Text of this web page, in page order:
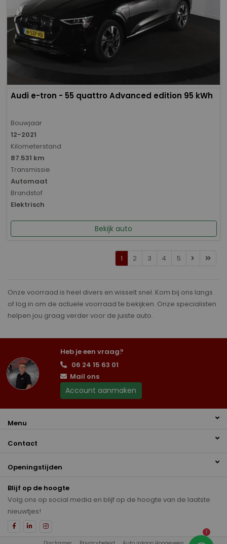
Audi e-tron - 55 quattro Advanced edition 95 kWh
Bouwjaar
12-2021
Kilometerstand
87.531 km
Transmissie
Automaat
Brandstof
Elektrisch
Bekijk auto
1 2 3 4 5
Onze voorraad is heel divers en wisselt snel. Kom bij ons langs
of log in om de actuele voorraad te bekijken. Onze specialisten
helpen jou graag verder voor de juiste auto.
Heb je een vraag?
06 24 15 63 01
Mail ons
Account aanmaken
Menu
Contact
Openingstijden
Blijf op de hoogte
Volg ons op social media en blijf op de hoogte van de laatste
nieuwtjes!
1